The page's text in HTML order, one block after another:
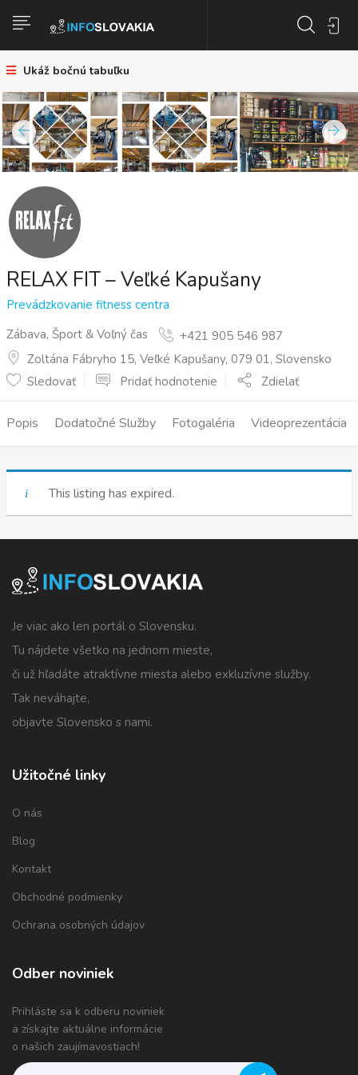
Ukáž bočnú tabuľku
RELAX FIT – Veľké Kapušany
Prevádzkovanie fitness centra
Zábava, Šport & Voľný čas
+421 905 546 987
Zoltána Fábryho 15, Veľké Kapušany, 079 01, Slovensko
Sledovať
Pridať hodnotenie Zdielať
Popis Dodatočné Služby Fotogaléria Videoprezentácia
This listing has expired.
Je viac ako len portál o Slovensku.
Tu nájdete všetko na jednom mieste,
či už hľadáte atraktívne miesta alebo exkluzívne služby.
Tak neváhajte,
objavte Slovensko s nami.
Užitočné linky
O nás
Blog
Kontakt
Obchodné podmienky
Ochrana osobných údajov
Odber noviniek
Prihláste sa k odberu noviniek
a získajte aktuálne informácie
o našich zaujímavostiach!